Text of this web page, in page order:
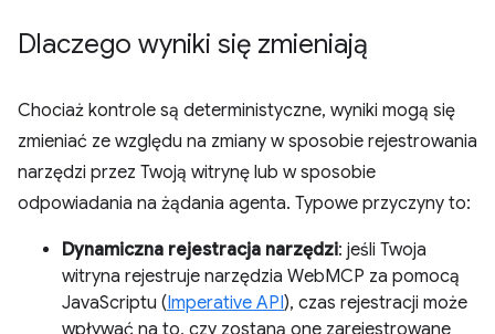
Dlaczego wyniki się zmieniają
Chociaż kontrole są deterministyczne, wyniki mogą się
zmieniać ze względu na zmiany w sposobie rejestrowania
narzędzi przez Twoją witrynę lub w sposobie
odpowiadania na żądania agenta. Typowe przyczyny to:
Dynamiczna rejestracja narzędzi: jeśli Twoja
witryna rejestruje narzędzia WebMCP za pomocą
JavaScriptu (Imperative API), czas rejestracji może
wpływać na to, czy zostaną one zarejestrowane